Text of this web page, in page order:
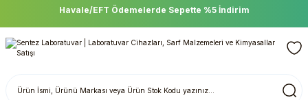
Havale/EFT Ödemelerde Sepette %5 İndirim